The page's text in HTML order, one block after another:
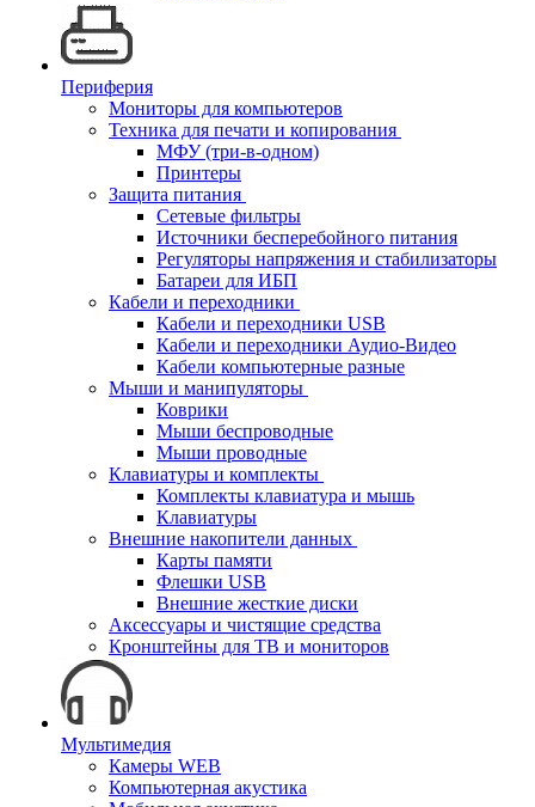
Периферия
Мониторы для компьютеров
Техника для печати и копирования
МФУ (три-в-одном)
Принтеры
Защита питания
Сетевые фильтры
Источники бесперебойного питания
Регуляторы напряжения и стабилизаторы
Батареи для ИБП
Кабели и переходники
Кабели и переходники USB
Кабели и переходники Аудио-Видео
Кабели компьютерные разные
Мыши и манипуляторы
Коврики
Мыши беспроводные
Мыши проводные
Клавиатуры и комплекты
Комплекты клавиатура и мышь
Клавиатуры
Внешние накопители данных
Карты памяти
Флешки USB
Внешние жесткие диски
Аксессуары и чистящие средства
Кронштейны для ТВ и мониторов
Мультимедия
Камеры WEB
Компьютерная акустика